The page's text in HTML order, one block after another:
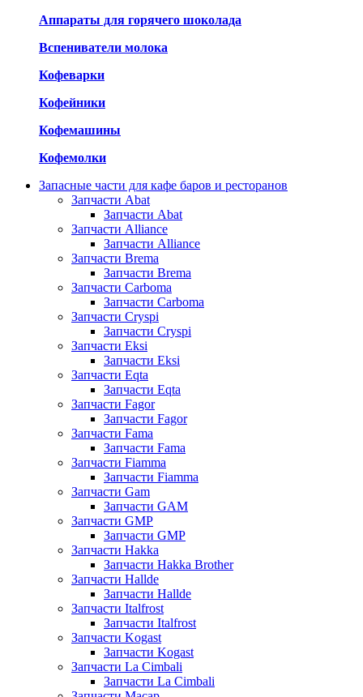
Аппараты для горячего шоколада
Вспениватели молока
Кофеварки
Кофейники
Кофемашины
Кофемолки
Запасные части для кафе баров и ресторанов
Запчасти Abat
Запчасти Abat
Запчасти Alliance
Запчасти Alliance
Запчасти Brema
Запчасти Brema
Запчасти Carboma
Запчасти Carboma
Запчасти Cryspi
Запчасти Cryspi
Запчасти Eksi
Запчасти Eksi
Запчасти Eqta
Запчасти Eqta
Запчасти Fagor
Запчасти Fagor
Запчасти Fama
Запчасти Fama
Запчасти Fiamma
Запчасти Fiamma
Запчасти Gam
Запчасти GAM
Запчасти GMP
Запчасти GMP
Запчасти Hakka
Запчасти Hakka Brother
Запчасти Hallde
Запчасти Hallde
Запчасти Italfrost
Запчасти Italfrost
Запчасти Kogast
Запчасти Kogast
Запчасти La Cimbali
Запчасти La Cimbali